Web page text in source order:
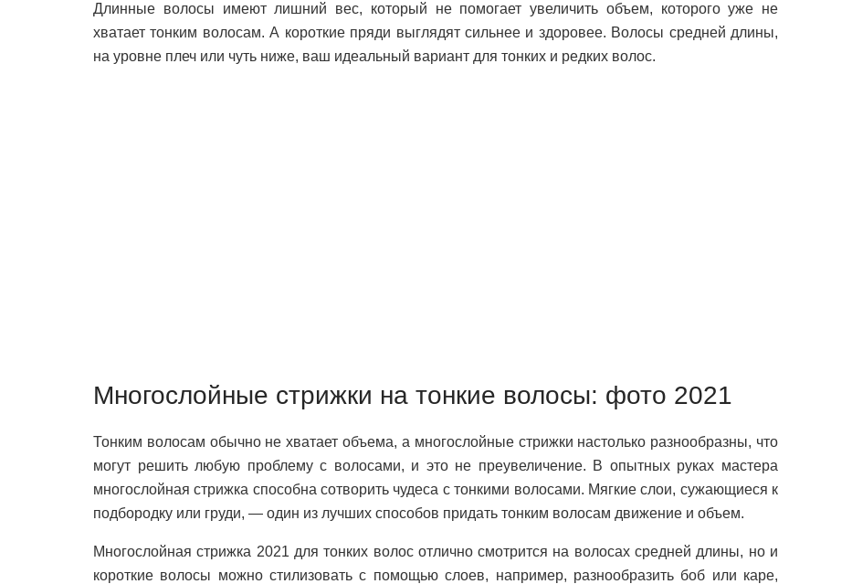
Длинные волосы имеют лишний вес, который не помогает увеличить объем, которого уже не
хватает тонким волосам. А короткие пряди выглядят сильнее и здоровее. Волосы средней длины,
на уровне плеч или чуть ниже, ваш идеальный вариант для тонких и редких волос.
Многослойные стрижки на тонкие волосы: фото 2021
Тонким волосам обычно не хватает объема, а многослойные стрижки настолько разнообразны, что
могут решить любую проблему с волосами, и это не преувеличение. В опытных руках мастера
многослойная стрижка способна сотворить чудеса с тонкими волосами. Мягкие слои, сужающиеся к
подбородку или груди, — один из лучших способов придать тонким волосам движение и объем.
Многослойная стрижка 2021 для тонких волос отлично смотрится на волосах средней длины, но и
короткие волосы можно стилизовать с помощью слоев, например, разнообразить боб или каре,